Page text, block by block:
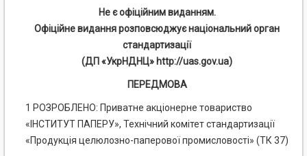
Не є офіційним виданням.
Офіційне видання розповсюджує національний орган
стандартизації
(ДП «УкрНДНЦ» http://uas.gov.ua)
ПЕРЕДМОВА
1 РОЗРОБЛЕНО: Приватне акціонерне товариство
«ІНСТИТУТ ПАПЕРУ», Технічний комітет стандартизації
«Продукція целюлозно-паперової промисловості» (ТК 37)